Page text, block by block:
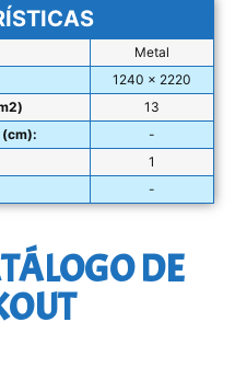
Metal
1240 x 2220
13
(cm):
-
1
-
DE